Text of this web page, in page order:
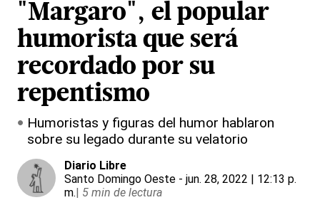
"Margaro", el popular
humorista que será
recordado por su
repentismo
Humoristas y figuras del humor hablaron
sobre su legado durante su velatorio
Diario Libre
Santo Domingo Oeste - jun. 28, 2022 | 12:13 p.
m.| 5 min de lectura